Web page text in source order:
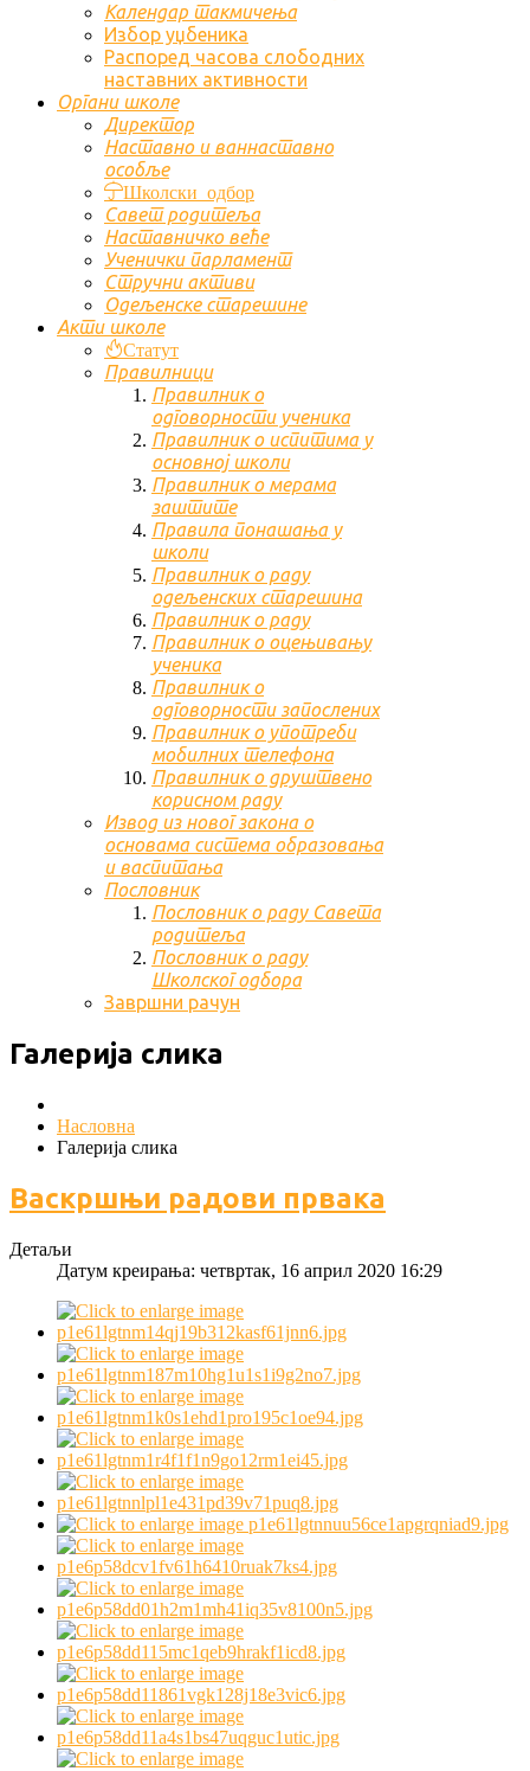
Календар такмичења
Избор уџбеника
Распоред часова слободних
наставних активности
Органи школе
Директор
Наставно и ваннаставно
особље
Школски одбор
Савет родитеља
Наставничко веће
Ученички парламент
Стручни активи
Одељенске старешине
Акти школе
Статут
Правилници
Правилник о
одговорности ученика
Правилник о испитима у
основној школи
Правилник о мерама
заштите
Правила понашања у
школи
Правилник о раду
одељенских старешина
Правилник о раду
Правилник о оцењивању
ученика
Правилник о
одговорности запослених
Правилник о употреби
мобилних телефона
Правилник о друштвено
корисном раду
Извод из новог закона о
основама система образовања
и васпитања
Пословник
Пословник о раду Савета
родитеља
Пословник о раду
Школског одбора
Завршни рачун
Галерија слика
Насловна
Галерија слика
Васкршњи радови првака
Детаљи
Датум креирања: четвртак, 16 април 2020 16:29